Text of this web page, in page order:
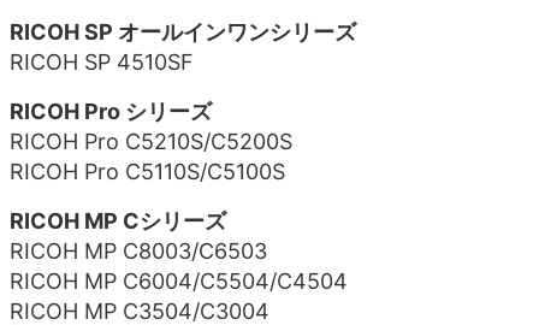
RICOH SP オールインワンシリーズ
RICOH SP 4510SF
RICOH Pro シリーズ
RICOH Pro C5210S/C5200S
RICOH Pro C5110S/C5100S
RICOH MP Cシリーズ
RICOH MP C8003/C6503
RICOH MP C6004/C5504/C4504
RICOH MP C3504/C3004